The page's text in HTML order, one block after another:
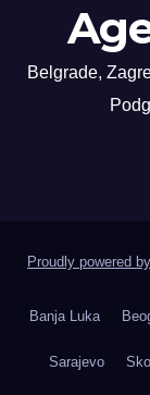
Belgrade,
Proudly powered
Banja Luka
Sarajevo